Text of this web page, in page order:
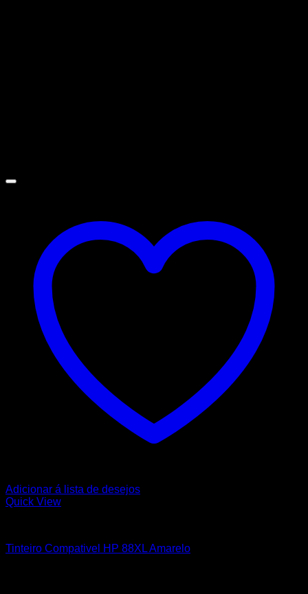
Adicionar á lista de desejos
Quick View
Tinteiro Compativel HP 88XL Amarelo